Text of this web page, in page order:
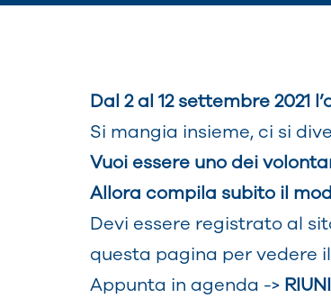
Dal 2 al 12 settembre 2021
Si mangia insieme, ci si
Vuoi essere uno dei
Allora compila subito il
Devi essere registrato al
questa pagina per vedere
Appunta in agenda ->